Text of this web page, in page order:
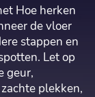
Hoe herken
de vloer
stappen en
Let op
geur,
plekken,